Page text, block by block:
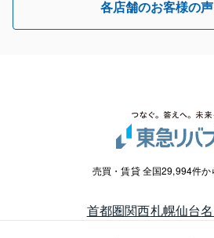
各店舗のお客様の
売買・賃貸 全国29,994件か
首都圏関西札幌仙台